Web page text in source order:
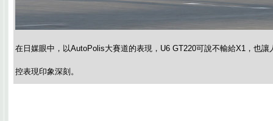
在日媒眼中，以AutoPolis大賽道的表現，U6 GT220可說不輸給X1，也
控表現印象深刻。